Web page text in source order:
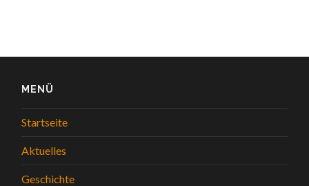
MENÜ
Startseite
Aktuelles
Geschichte